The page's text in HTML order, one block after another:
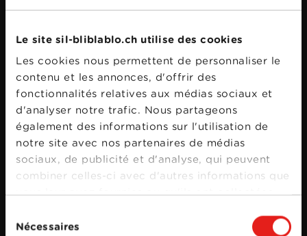
Le site sil-bliblablo.ch utilise des cookies
Les cookies nous permettent de personnaliser le
contenu et les annonces, d'offrir des
fonctionnalités relatives aux médias sociaux et
d'analyser notre trafic. Nous partageons
également des informations sur l'utilisation de
notre site avec nos partenaires de médias
sociaux, de publicité et d'analyse, qui peuvent
combiner celles-ci avec d'autres informations que
duNécessaires